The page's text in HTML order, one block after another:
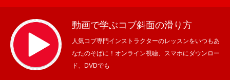
動画で学ぶコブ斜面の滑り方
人気コブ専門インストラクターのレッスンをいつもあ
なたのそばに！オンライン視聴、スマホにダウンロー
ド、DVDでも